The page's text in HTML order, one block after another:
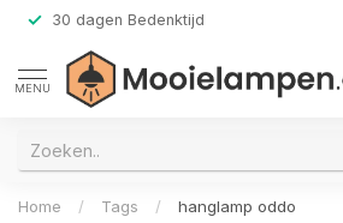
30 dagen Bedenktijd
MENU
Home / Tags / hanglamp oddo